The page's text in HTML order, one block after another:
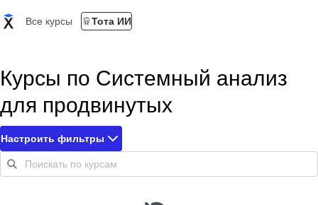
Все курсы Тота ИИ
Курсы по Системный анализ
для продвинутых
Настроить фильтры